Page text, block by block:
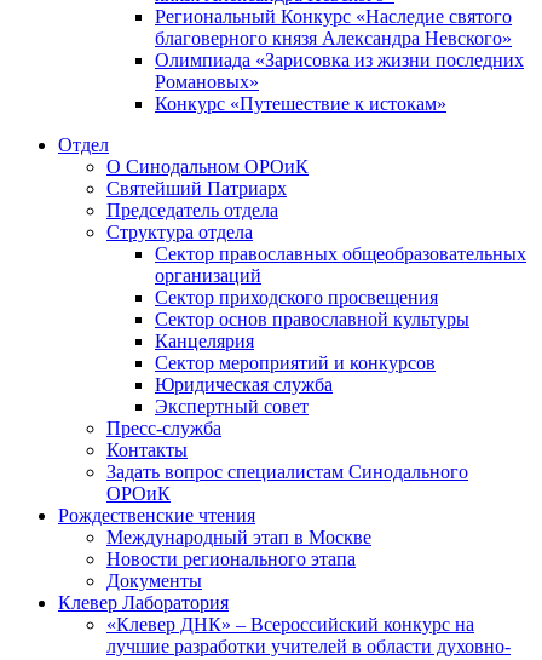
Региональный Конкурс «Наследие святого
благоверного князя Александра Невского»
Олимпиада «Зарисовка из жизни последних
Романовых»
Конкурс «Путешествие к истокам»
Отдел
О Синодальном ОРОиК
Святейший Патриарх
Председатель отдела
Структура отдела
Сектор православных общеобразовательных
организаций
Сектор приходского просвещения
Сектор основ православной культуры
Канцелярия
Сектор мероприятий и конкурсов
Юридическая служба
Экспертный совет
Пресс-служба
Контакты
Задать вопрос специалистам Синодального
ОРОиК
Рождественские чтения
Международный этап в Москве
Новости регионального этапа
Документы
Клевер Лаборатория
«Клевер ДНК» – Всероссийский конкурс на
лучшие разработки учителей в области духовно-